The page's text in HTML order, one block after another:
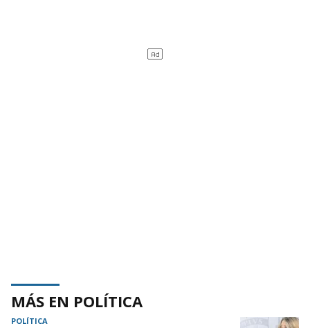
MÁS EN POLÍTICA
POLÍTICA